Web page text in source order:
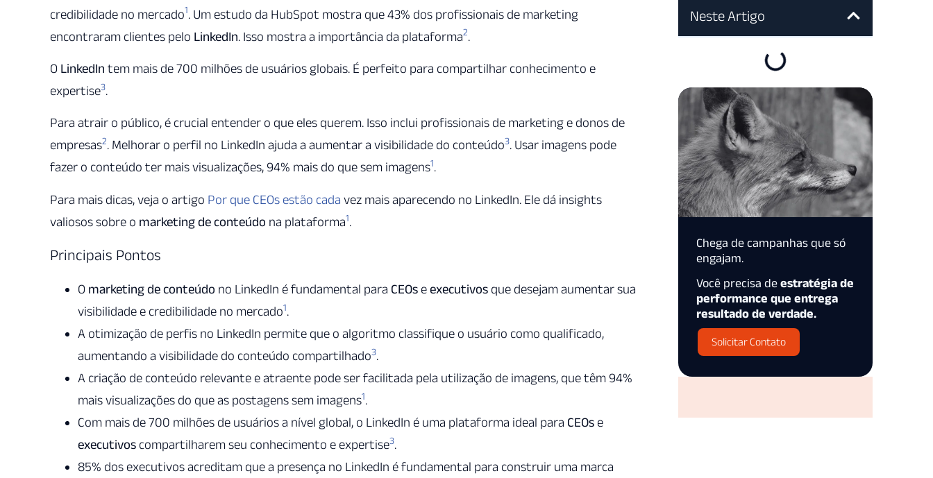
credibilidade no mercado1. Um estudo da HubSpot mostra que 43% dos profissionais de marketing
encontraram clientes pelo LinkedIn. Isso mostra a importância da plataforma2.
O LinkedIn tem mais de 700 milhões de usuários globais. É perfeito para compartilhar conhecimento e
expertise3.
Para atrair o público, é crucial entender o que eles querem. Isso inclui profissionais de marketing e donos de
empresas2. Melhorar o perfil no LinkedIn ajuda a aumentar a visibilidade do conteúdo3. Usar imagens pode
fazer o conteúdo ter mais visualizações, 94% mais do que sem imagens1.
Para mais dicas, veja o artigo Por que CEOs estão cada vez mais aparecendo no LinkedIn. Ele dá insights
valiosos sobre o marketing de conteúdo na plataforma1.
Principais Pontos
O marketing de conteúdo no LinkedIn é fundamental para CEOs eexecutivos que desejam aumentar sua
visibilidade e credibilidade no mercado1.
A otimização de perfis no LinkedIn permite que o algoritmo classifique o usuário como qualificado,
aumentando a visibilidade do conteúdo compartilhado3.
A criação de conteúdo relevante e atraente pode ser facilitada pela utilização de imagens, que têm 94%
mais visualizações do que as postagens sem imagens1.
Com mais de 700 milhões de usuários a nível global, o LinkedIn é uma plataforma ideal para CEOs e
executivos compartilharem seu conhecimento e expertise3.
85% dos executivos acreditam que a presença no LinkedIn é fundamental para construir uma marca
Neste Artigo
Chega de campanhas que só
engajam.
Você precisa de estratégia de
performance que entrega
resultado de verdade.
Solicitar Contato